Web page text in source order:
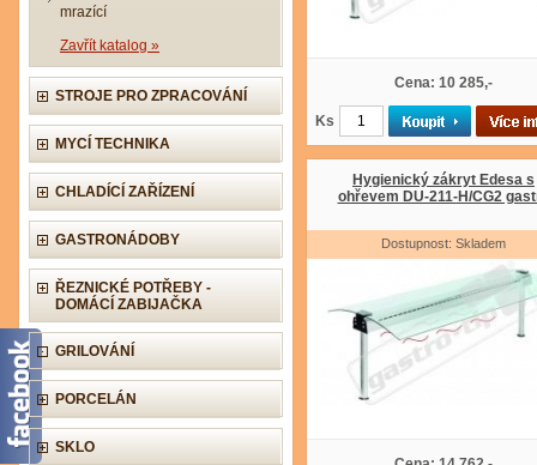
mrazící
Zavřít katalog »
STROJE PRO ZPRACOVÁNÍ
MYCÍ TECHNIKA
CHLADÍCÍ ZAŘÍZENÍ
GASTRONÁDOBY
ŘEZNICKÉ POTŘEBY -
DOMÁCÍ ZABIJAČKA
GRILOVÁNÍ
PORCELÁN
SKLO
Cena: 10 285,-
Ks
Hygienický zákryt Edesa s
ohřevem DU-211-H/CG2
Dostupnost: Skladem